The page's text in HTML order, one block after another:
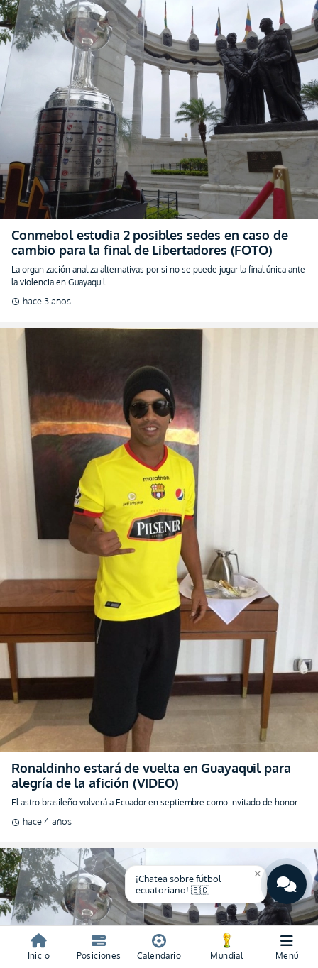
Conmebol estudia 2 posibles sedes en caso de
cambio para la final de Libertadores (FOTO)
La organización analiza alternativas por si no se puede jugar la final única ante
la violencia en Guayaquil
schedule hace 3 años
Ronaldinho estará de vuelta en Guayaquil para
alegría de la afición (VIDEO)
El astro brasileño volverá a Ecuador en septiembre como invitado de honor
hace 4 años
Inicio Posiciones Calendario Mundial Menú
close
¡Chatea sobre fútbol
ecuatoriano! 🇪🇨